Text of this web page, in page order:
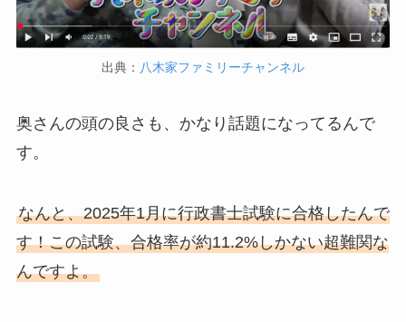
出典： 八木家ファミリーチャンネル
奥さんの頭の良さも、かなり話題になってるんで
す。
なんと、2025年1月に行政書士試験に合格したんで
す！この試験、合格率が約11.2%しかない超難関な
んですよ。